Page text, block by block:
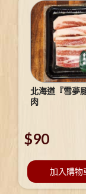
北海道『雪夢
肉
$90
加入購物